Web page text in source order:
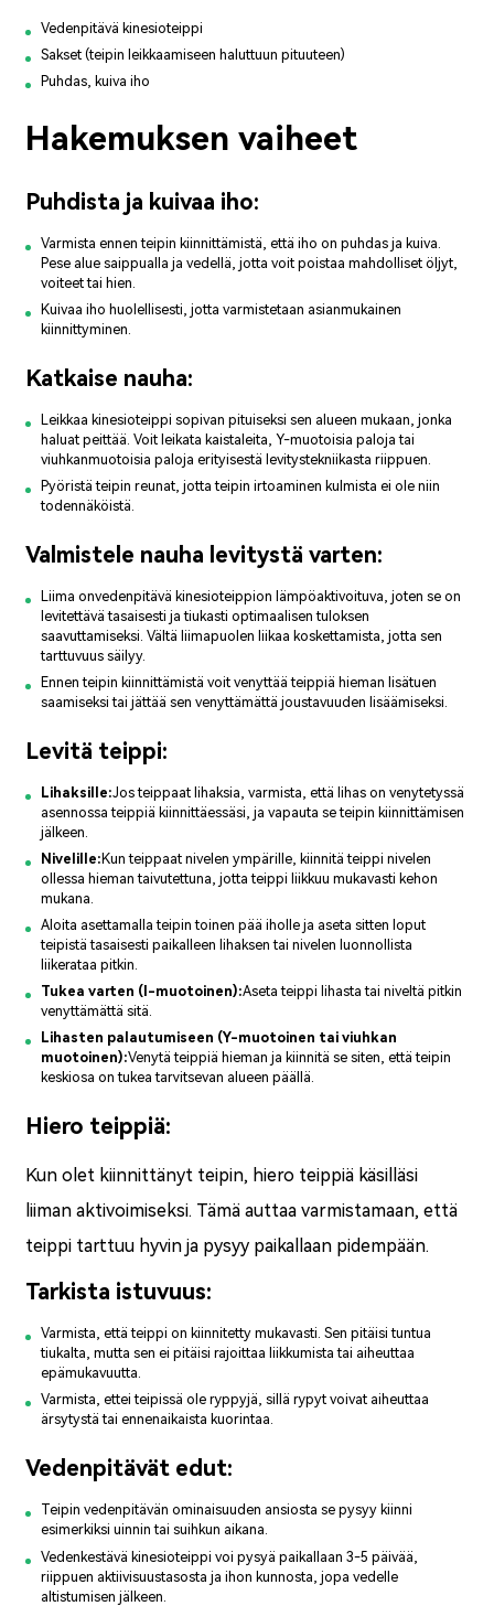
Vedenpitävä kinesioteippi
Sakset (teipin leikkaamiseen haluttuun pituuteen)
Puhdas, kuiva iho
Hakemuksen vaiheet
Puhdista ja kuivaa iho:
Varmista ennen teipin kiinnittämistä, että iho on puhdas ja kuiva.
Pese alue saippualla ja vedellä, jotta voit poistaa mahdolliset öljyt,
voiteet tai hien.
Kuivaa iho huolellisesti, jotta varmistetaan asianmukainen
kiinnittyminen.
Katkaise nauha:
Leikkaa kinesioteippi sopivan pituiseksi sen alueen mukaan, jonka
haluat peittää. Voit leikata kaistaleita, Y-muotoisia paloja tai
viuhkanmuotoisia paloja erityisestä levitystekniikasta riippuen.
Pyöristä teipin reunat, jotta teipin irtoaminen kulmista ei ole niin
todennäköistä.
Valmistele nauha levitystä varten:
Liima onvedenpitävä kinesioteippion lämpöaktivoituva, joten se on
levitettävä tasaisesti ja tiukasti optimaalisen tuloksen
saavuttamiseksi. Vältä liimapuolen liikaa koskettamista, jotta sen
tarttuvuus säilyy.
Ennen teipin kiinnittämistä voit venyttää teippiä hieman lisätuen
saamiseksi tai jättää sen venyttämättä joustavuuden lisäämiseksi.
Levitä teippi:
Lihaksille:Jos teippaat lihaksia, varmista, että lihas on venytetyssä
asennossa teippiä kiinnittäessäsi, ja vapauta se teipin kiinnittämisen
jälkeen.
Nivelille: Kun teippaat nivelen ympärille, kiinnitä teippi nivelen
ollessa hieman taivutettuna, jotta teippi liikkuu mukavasti kehon
mukana.
Aloita asettamalla teipin toinen pää iholle ja aseta sitten loput
teipistä tasaisesti paikalleen lihaksen tai nivelen luonnollista
liikerataa pitkin.
Tukea varten (I-muotoinen):Aseta teippi lihasta tai niveltä pitkin
venyttämättä sitä.
Lihasten palautumiseen (Y-muotoinen tai viuhkan
muotoinen):Venytä teippiä hieman ja kiinnitä se siten, että teipin
keskiosa on tukea tarvitsevan alueen päällä.
Hiero teippiä:
Kun olet kiinnittänyt teipin, hiero teippiä käsilläsi
liiman aktivoimiseksi. Tämä auttaa varmistamaan, että
teippi tarttuu hyvin ja pysyy paikallaan pidempään.
Tarkista istuvuus:
Varmista, että teippi on kiinnitetty mukavasti. Sen pitäisi tuntua
tiukalta, mutta sen ei pitäisi rajoittaa liikkumista tai aiheuttaa
epämukavuutta.
Varmista, ettei teipissä ole ryppyjä, sillä rypyt voivat aiheuttaa
ärsytystä tai ennenaikaista kuorintaa.
Vedenpitävät edut:
Teipin vedenpitävän ominaisuuden ansiosta se pysyy kiinni
esimerkiksi uinnin tai suihkun aikana.
Vedenkestävä kinesioteippi voi pysyä paikallaan 3-5 päivää,
riippuen aktiivisuustasosta ja ihon kunnosta, jopa vedelle
altistumisen jälkeen.